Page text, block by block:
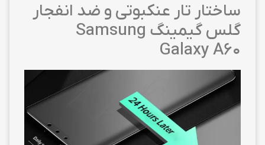
ساختار تار عنکبوتی و ضد انفجار
گلس گیمینگ Samsung
Galaxy A60